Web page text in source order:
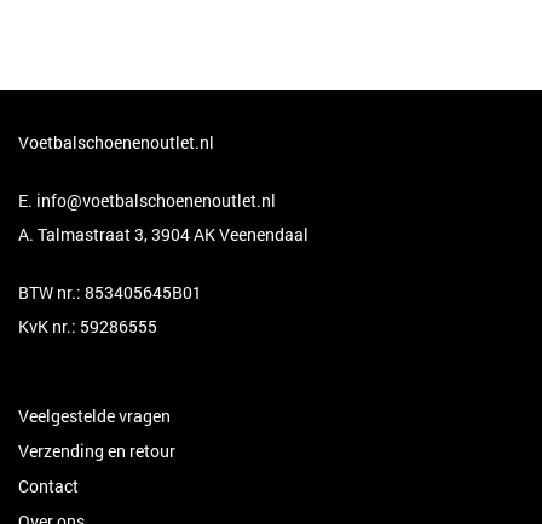
Voetbalschoenenoutlet.nl
E. info@voetbalschoenenoutlet.nl
A. Talmastraat 3, 3904 AK Veenendaal
BTW nr.: 853405645B01
KvK nr.: 59286555
Veelgestelde vragen
Verzending en retour
Contact